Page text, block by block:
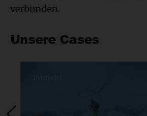
verbunden.
Unsere Cases